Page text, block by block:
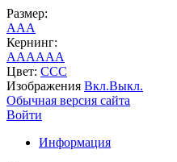
Размер:
AAA
Кернинг:
AAAAAA
Цвет: CCC
Изображения Вкл.Выкл.
Обычная версия сайта
Войти
Информация